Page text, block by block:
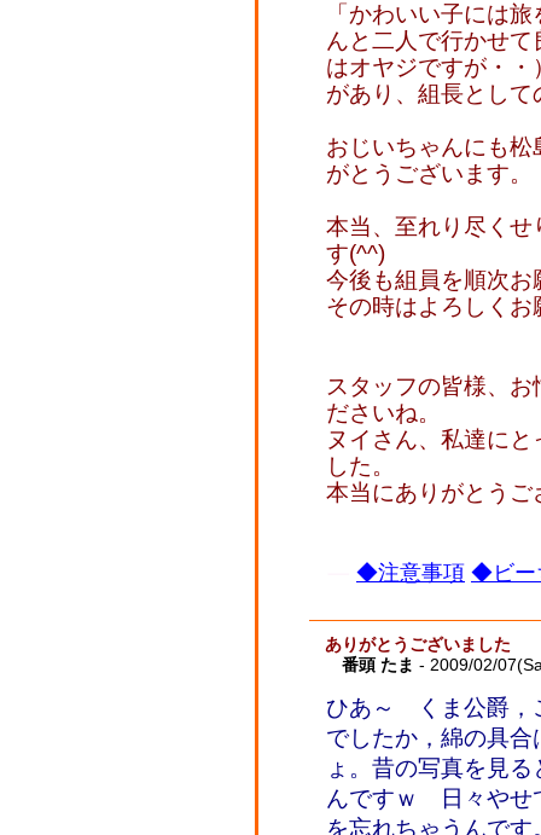
「かわいい子には
んと二人で行かせ
はオヤジですが・
があり、組長とし
おじいちゃんにも
がとうございます。
本当、至れり尽く
す(^^)
今後も組員を順次
その時はよろしくお
スタッフの皆様、
ださいね。
ヌイさん、私達に
した。
本当にありがとうご
◆注意事項 ◆ビー
ありがとうございました
番頭 たま - 2009/02/
ひあ～ くま公爵，
でしたか，綿の具
ょ。昔の写真を見
んですｗ 日々やせ
を忘れちゃうんで